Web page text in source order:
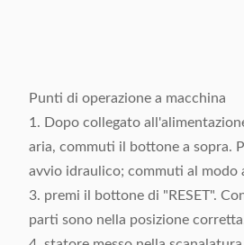
Punti di operazione a macchina
1. Dopo collegato
aria, commuti il bottone a sopra.
avvio idraulico; commuti al modo
3. premi il bottone di "RESET".
parti sono nella posizione